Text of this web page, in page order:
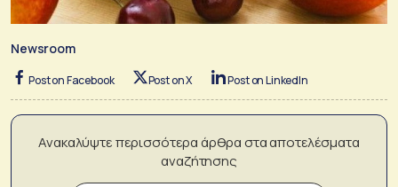
Newsroom
Post on Facebook Post on X Post on LinkedIn
Ανακαλύψτε περισσότερα άρθρα στα αποτελέσματα
αναζήτησης